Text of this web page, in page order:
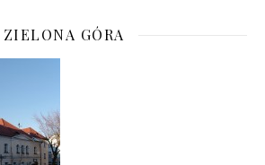
ZIELONA GÓRA